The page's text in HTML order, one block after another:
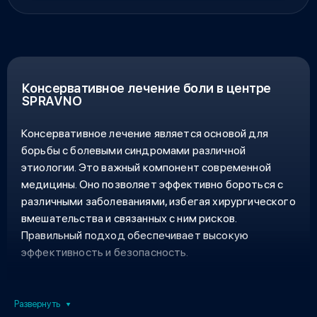
заболеваниях суставов, позвоночника,хронических
медикаментов,физическую терапию,массаж,
корректировку образа жизни – питание, режим
активности и сна, контроль веса.
Развернуть
Консервативное лечение боли в центре
SPRAVNO
Консервативное лечение является основой для
борьбы с болевыми синдромами различной
этиологии. Это важный компонент современной
медицины. Оно позволяет эффективно бороться с
различными заболеваниями, избегая хирургического
вмешательства и связанных с ним рисков.
Правильный подход обеспечивает высокую
эффективность и безопасность.
боли